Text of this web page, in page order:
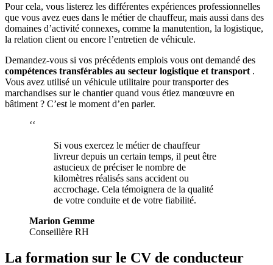
Pour cela, vous listerez les différentes expériences professionnelles
que vous avez eues dans le métier de chauffeur, mais aussi dans des
domaines d’activité connexes, comme la manutention, la logistique,
la relation client ou encore l’entretien de véhicule.
Demandez-vous si vos précédents emplois vous ont demandé des
compétences transférables au secteur logistique et transport .
Vous avez utilisé un véhicule utilitaire pour transporter des
marchandises sur le chantier quand vous étiez manœuvre en
bâtiment ? C’est le moment d’en parler.
‘‘
Si vous exercez le métier de chauffeur
livreur depuis un certain temps, il peut être
astucieux de préciser le nombre de
kilomètres réalisés sans accident ou
accrochage. Cela témoignera de la qualité
de votre conduite et de votre fiabilité.
Marion Gemme
Conseillère RH
La formation sur le CV de conducteur